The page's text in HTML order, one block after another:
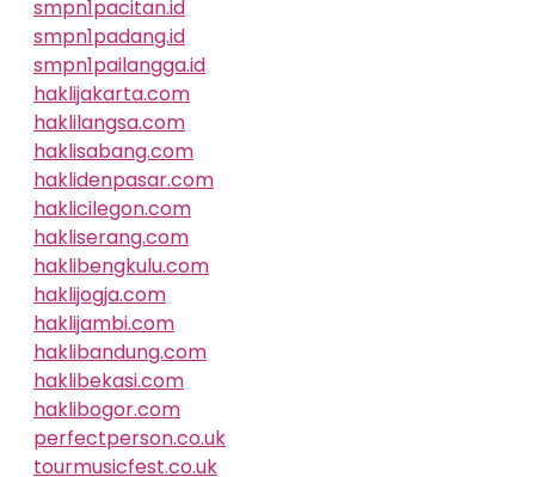
smpn1pacitan.id
smpn1padang.id
smpn1pailangga.id
haklijakarta.com
haklilangsa.com
haklisabang.com
haklidenpasar.com
haklicilegon.com
hakliserang.com
haklibengkulu.com
haklijogja.com
haklijambi.com
haklibandung.com
haklibekasi.com
haklibogor.com
perfectperson.co.uk
tourmusicfest.co.uk